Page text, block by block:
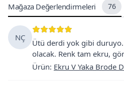
Mağaza Değerlendirmeleri 76
NÇ
Ütü derdi yok gibi duruyo.
olacak. Renk tam ekru,
Ürün: Ekru V Yaka Brode